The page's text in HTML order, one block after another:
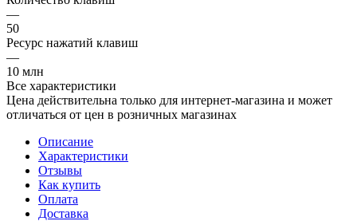
—
50
Ресурс нажатий клавиш
—
10 млн
Все характеристики
Цена действительна только для интернет-магазина и может
отличаться от цен в розничных магазинах
Описание
Характеристики
Отзывы
Как купить
Оплата
Доставка